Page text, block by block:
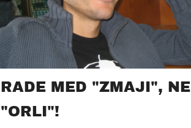
RADE MED "ZMAJI", NE
"ORLI"!